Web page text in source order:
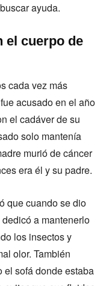
ayuda.
el cuerpo de
cada vez más
acusado en el año
el cadáver de su
solo mantenía
murió de cáncer
era él y su padre.
que cuando se dio
a mantenerlo
los insectos y
olor. También
el sofá donde estaba